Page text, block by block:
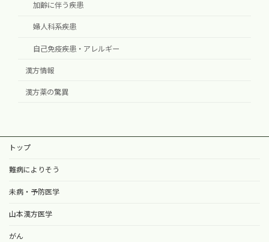
加齢に伴う疾患
婦人科系疾患
自己免疫疾患・アレルギー
漢方情報
漢方薬の驚異
トップ
難病によりそう
未病・予防医学
山本漢方医学
がん